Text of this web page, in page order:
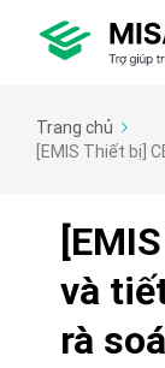
Trang chủ
[EMIS Thiết bị]
và
rà